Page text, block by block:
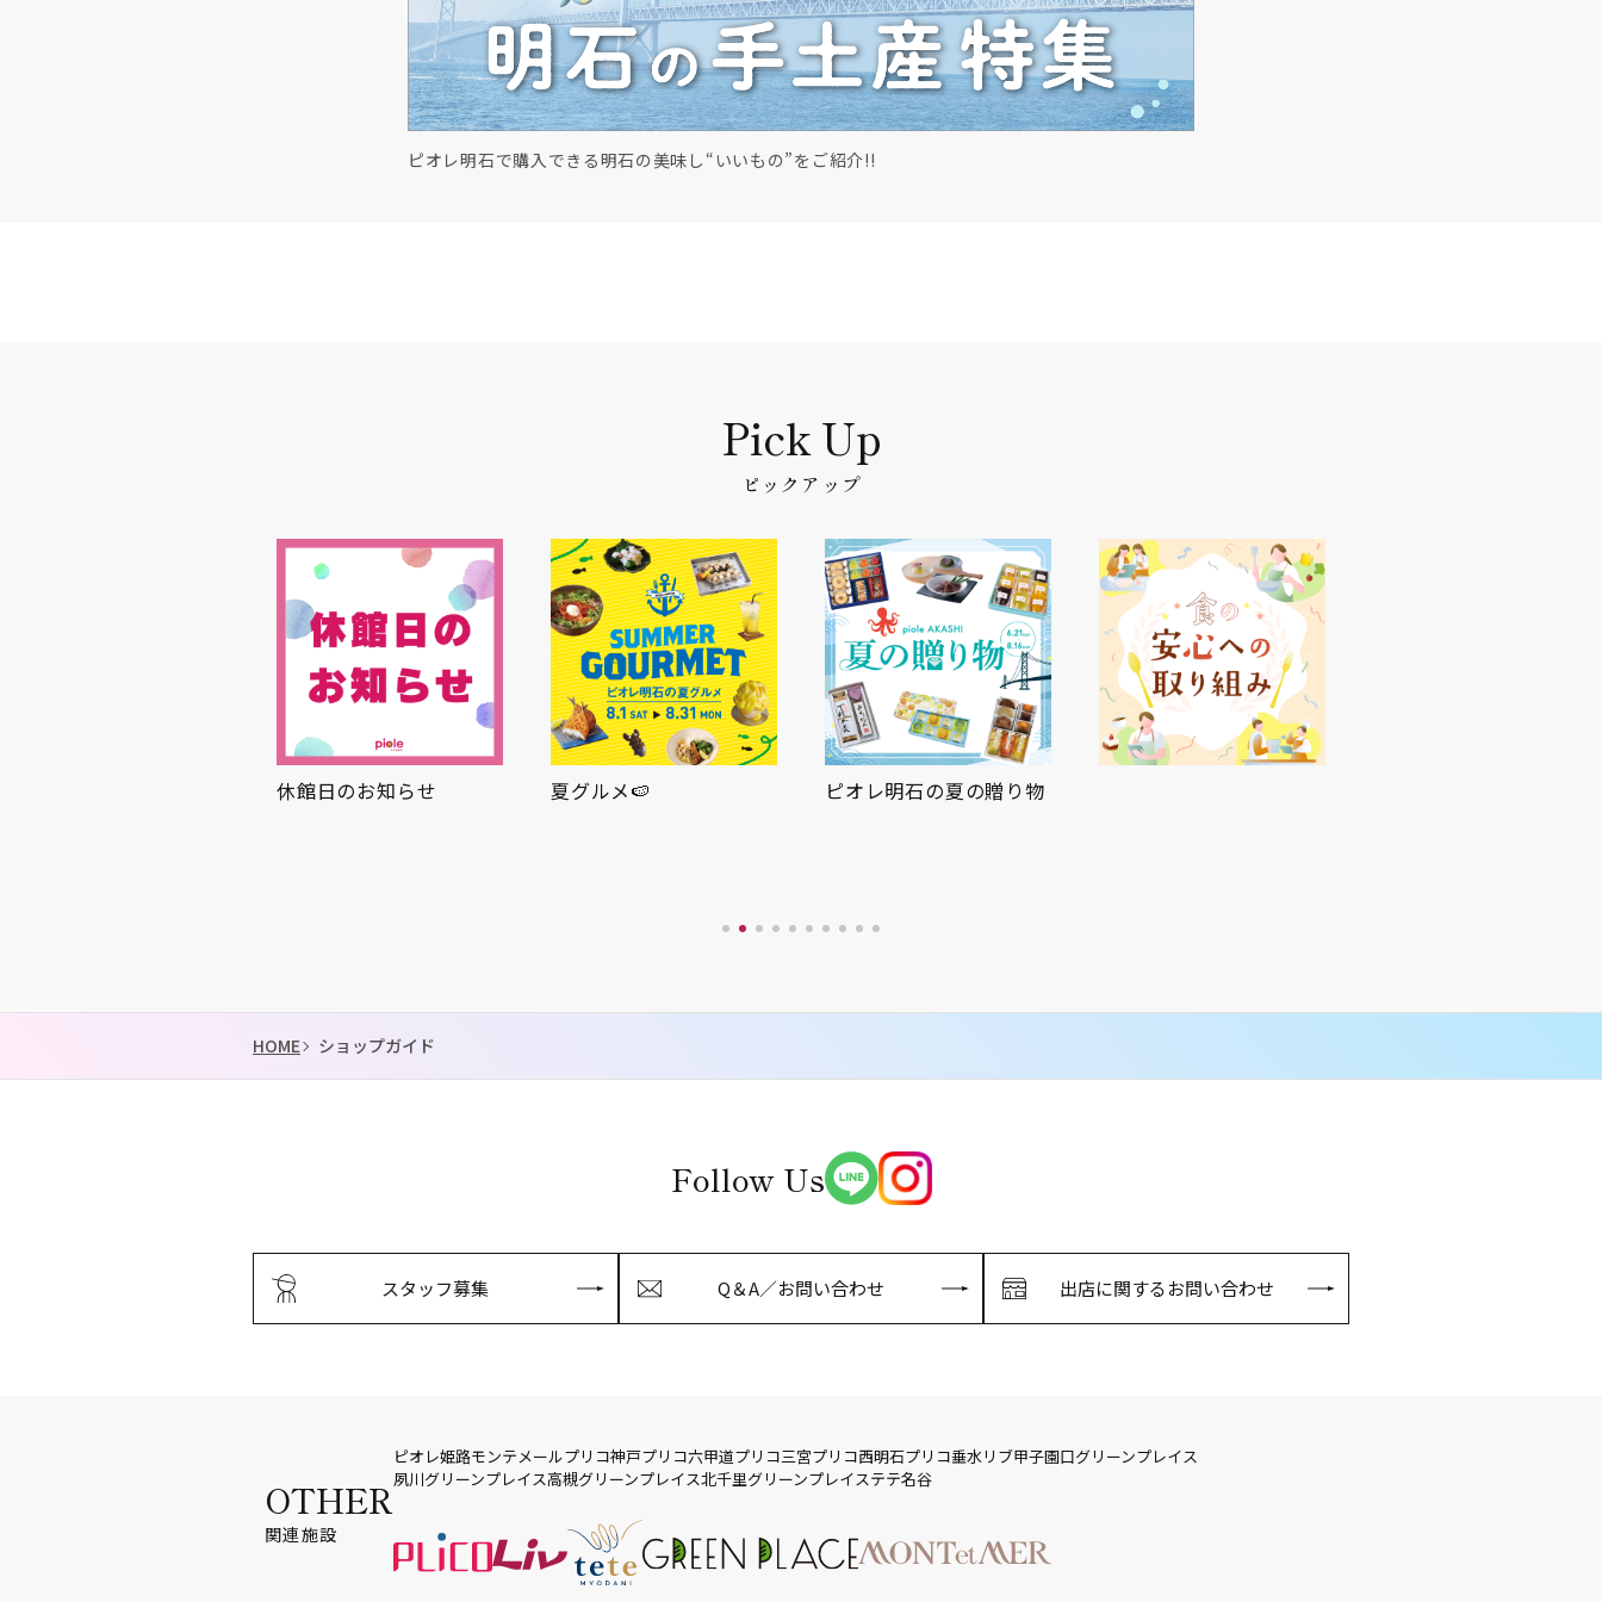
ピオレ明石で購入できる明石の美味し“いいもの”をご紹介!!
ピックアップ
夏グルメ🍉 ピオレ明石の夏の贈り物
HOME ショップガイド
Follow Us
スタッフ募集 Q＆A／お問い合わせ 出店に関するお問い合わせ
OTHER
関連施設
ピオレ姫路モンテメールプリコ神戸プリコ六甲道プリコ三宮プリコ西明石プリコ垂水リブ甲子園口グリーンプレイス
夙川グリーンプレイス高槻グリーンプレイス北千里グリーンプレイステテ名谷